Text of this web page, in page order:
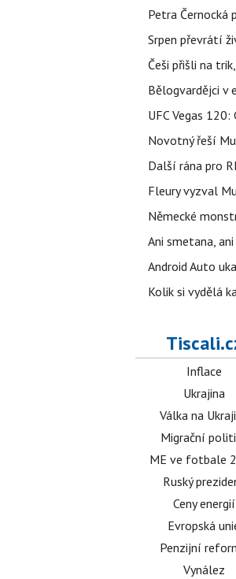
Petra
Srpen převrátí
Češi přišli na
Bělogvardějci v
UFC Vegas
Novotný řeší
Další rána pro
Fleury vyzval
Německé
Ani smetana,
Android Auto
Kolik si vydělá
Inflace
Ukrajina
Válka na
Migrační
ME ve fotbale
Ruský
Ceny energií
Evropská
Penzijní
Vynález